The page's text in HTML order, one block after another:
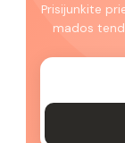
Prisijunkite
mados